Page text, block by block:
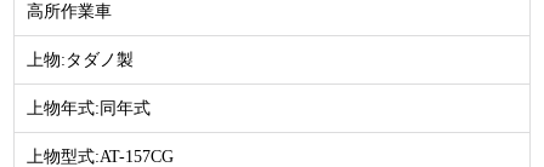
高所作業車
上物:タダノ製
上物年式:同年式
上物型式:AT-157CG